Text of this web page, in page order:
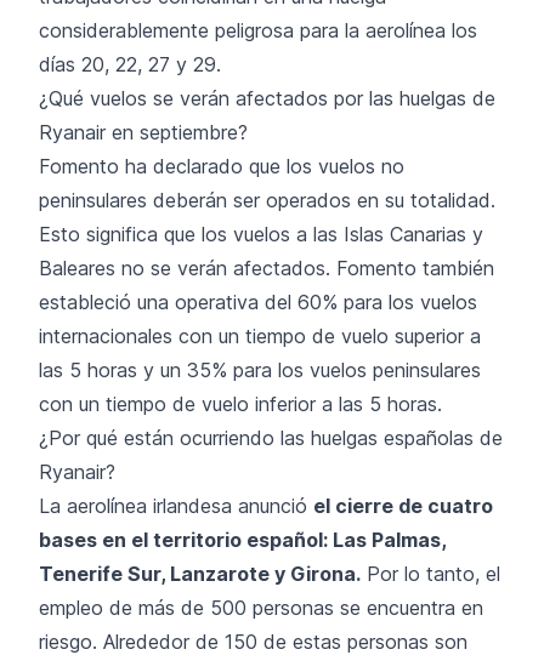
considerablemente peligrosa para la aerolínea los
días 20, 22, 27 y 29.
¿Qué vuelos se verán afectados por las huelgas de
Ryanair en septiembre?
Fomento ha declarado que los vuelos no
peninsulares deberán ser operados en su totalidad.
Esto significa que los vuelos a las Islas Canarias y
Baleares no se verán afectados. Fomento también
estableció una operativa del 60% para los vuelos
internacionales con un tiempo de vuelo superior a
las 5 horas y un 35% para los vuelos peninsulares
con un tiempo de vuelo inferior a las 5 horas.
¿Por qué están ocurriendo las huelgas españolas de
Ryanair?
La aerolínea irlandesa anunció el cierre de cuatro
bases en el territorio español: Las Palmas,
Tenerife Sur, Lanzarote y Girona. Por lo tanto, el
empleo de más de 500 personas se encuentra en
riesgo. Alrededor de 150 de estas personas son